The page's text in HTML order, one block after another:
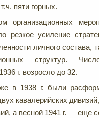
пяти горных.
организационных
резкое усиление
личного состава,
структур.
г. возросло до 32.
в 1938 г. были
кавалерийских
а весной 1941 г. — еще